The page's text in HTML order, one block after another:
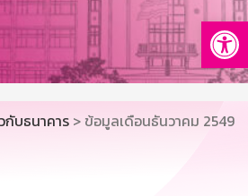
TH
EN
กับธนาคาร > ข้อมูลเดือนธันวาคม 2549